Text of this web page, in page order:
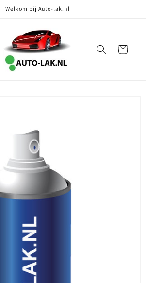
Welkom bij Auto-lak.nl
Winkelwagen